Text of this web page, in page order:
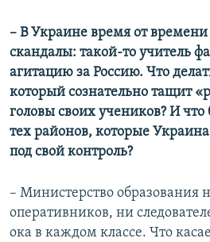
– В Украине время от
скандалы: такой-то учитель
агитацию за Россию. Что
который сознательно тащит
головы своих учеников? И что
тех районов, которые
под свой контроль?
– Министерство образования
оперативников, ни
ока в каждом классе. Что